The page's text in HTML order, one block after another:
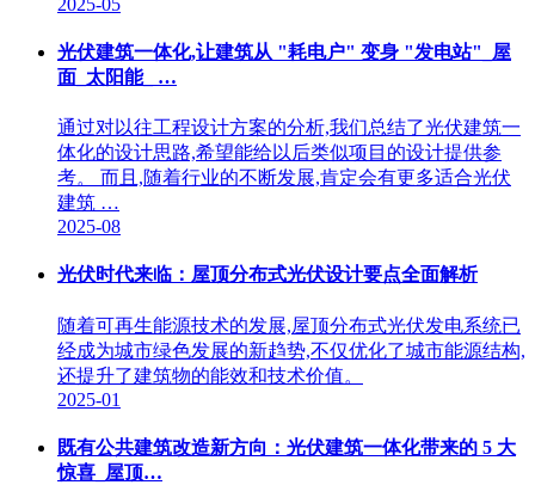
光伏建筑一体化,让建筑从 "耗电户" 变身 "发电站"_屋
面_太阳能_ …
通过对以往工程设计方案的分析,我们总结了光伏建筑一
体化的设计思路,希望能给以后类似项目的设计提供参
考。 而且,随着行业的不断发展,肯定会有更多适合光伏
建筑 …
2025-08
光伏时代来临：屋顶分布式光伏设计要点全面解析
随着可再生能源技术的发展,屋顶分布式光伏发电系统已
经成为城市绿色发展的新趋势,不仅优化了城市能源结构,
还提升了建筑物的能效和技术价值。
2025-01
既有公共建筑改造新方向：光伏建筑一体化带来的 5 大
惊喜_屋顶…